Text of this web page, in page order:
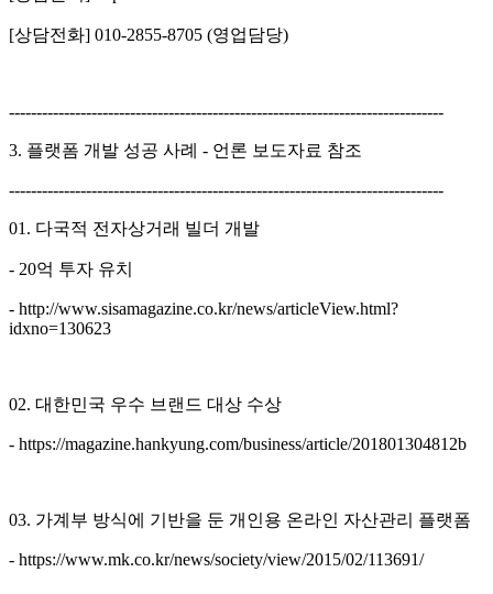
[상담전화] 010-2855-8705 (영업담당)
-------------------------------------------------------------------------------
3. 플랫폼 개발 성공 사례 - 언론 보도자료 참조
-------------------------------------------------------------------------------
01. 다국적 전자상거래 빌더 개발
- 20억 투자 유치
- http://www.sisamagazine.co.kr/news/articleView.html?
idxno=130623
02. 대한민국 우수 브랜드 대상 수상
- https://magazine.hankyung.com/business/article/201801304812b
03. 가계부 방식에 기반을 둔 개인용 온라인 자산관리 플랫폼
- https://www.mk.co.kr/news/society/view/2015/02/113691/